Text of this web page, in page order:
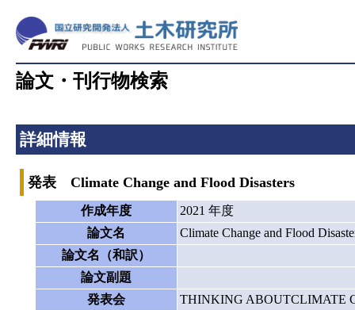
論文・刊行物検索
詳細情報
発表 Climate Change and Flood Disasters
作成年度
2021 年度
論文名
Climate Change and Flood
論文名（和訳）
論文副題
発表会
THINKING ABOUTCLIMATE